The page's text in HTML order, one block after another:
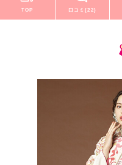
TOP 口コミ(22)